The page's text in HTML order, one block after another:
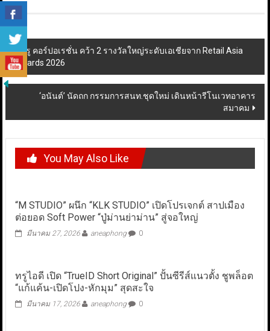
Post
navigation
ทรู คอร์ปอเรชั่น คว้า 2 รางวัลใหญ่ระดับเอเชียจาก Retail Asia
Awards 2026
‘อนันต์’ นัดถก กรรมการสนท.ชุดใหม่ เดินหน้ารีโนเวทอาคาร
สมาคม
You May Also Like
“M STUDIO” ผนึก “KLK STUDIO” เปิดโปรเจกต์ สาปเมือง
ต่อยอด Soft Power “ปู่ม่านย่าม่าน” สู่จอใหญ่
มีนาคม 27, 2026 aneaphong 0
ทรูไอดี เปิด “TrueID Short Original” ปั้นซีรีส์แนวตั้ง ชูพล็อต
“แก้แค้น-เปิดโปง-หักมุม” สุดสะใจ
มีนาคม 17, 2026 aneaphong 0